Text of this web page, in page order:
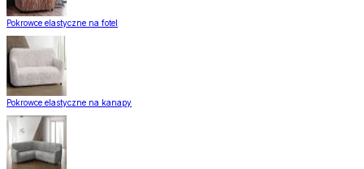
Pokrowce elastyczne na fotel
Pokrowce elastyczne na kanapy